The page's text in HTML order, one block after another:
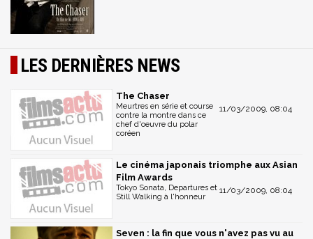
LES DERNIÈRES NEWS
The Chaser
11/03/2009, 08:04
Meurtres en série et course
contre la montre dans ce
chef d'oeuvre du polar
coréen
Le cinéma japonais triomphe aux Asian
Film Awards
11/03/2009, 08:04
Tokyo Sonata, Departures et
Still Walking à l'honneur
Seven : la fin que vous n'avez pas vu au